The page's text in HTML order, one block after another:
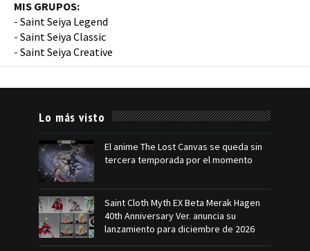
MIS GRUPOS:
- Saint Seiya Legend
- Saint Seiya Classic
- Saint Seiya Creative
Lo más visto
El anime The Lost Canvas se queda sin
tercera temporada por el momento
Saint Cloth Myth EX Beta Merak Hagen
40th Anniversary Ver. anuncia su
lanzamiento para diciembre de 2026